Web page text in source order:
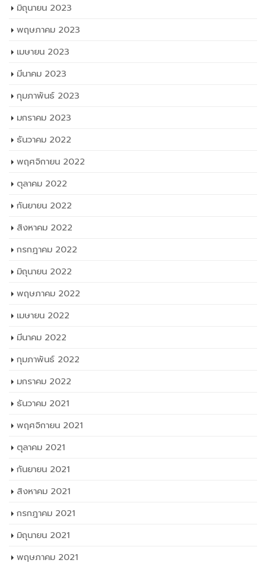
มิถุนายน 2023
พฤษภาคม 2023
เมษายน 2023
มีนาคม 2023
กุมภาพันธ์ 2023
มกราคม 2023
ธันวาคม 2022
พฤศจิกายน 2022
ตุลาคม 2022
กันยายน 2022
สิงหาคม 2022
กรกฎาคม 2022
มิถุนายน 2022
พฤษภาคม 2022
เมษายน 2022
มีนาคม 2022
กุมภาพันธ์ 2022
มกราคม 2022
ธันวาคม 2021
พฤศจิกายน 2021
ตุลาคม 2021
กันยายน 2021
สิงหาคม 2021
กรกฎาคม 2021
มิถุนายน 2021
พฤษภาคม 2021